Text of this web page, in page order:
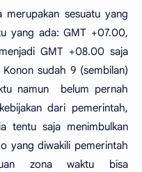
merupakan sesuatu yang
yang ada: GMT +07.00,
GMT +08.00 saja
Konon sudah 9 (sembilan)
namun belum pernah
dari pemerintah,
tentu saja menimbulkan
yang diwakili pemerintah
zona waktu bisa